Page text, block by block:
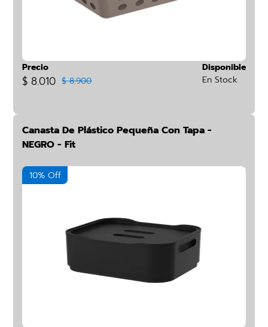
Precio
$ 8.010 $ 8.900
Disponible
En Stock
Canasta De Plástico Pequeña Con Tapa -
NEGRO - Fit
10% Off